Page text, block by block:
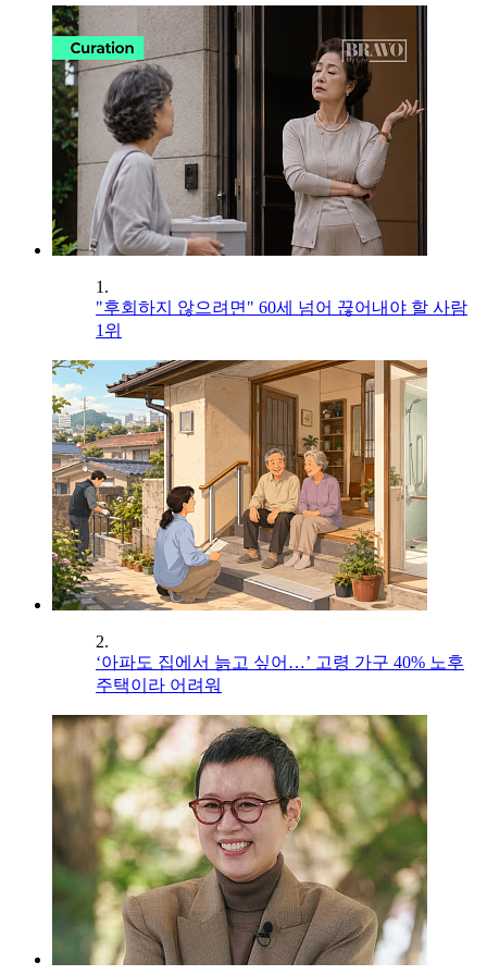
1.
"후회하지 않으려면" 60세 넘어 끊어내야 할 사람
1위
2.
‘아파도 집에서 늙고 싶어…’ 고령 가구 40% 노후
주택이라 어려워